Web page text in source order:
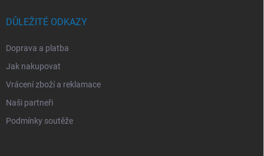
DŮLEŽITÉ ODKAZY
Doprava a platba
Jak nakupovat
Vrácení zboží a reklamace
Naši partneři
Podmínky soutěže